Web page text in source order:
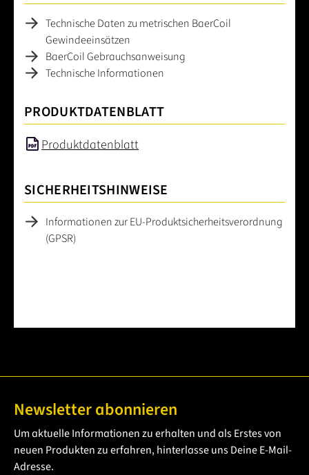
Technische Daten zu metrischen BaerCoil
Gewindeeinsätzen
BaerCoil Gebrauchsanweisung
Technische Informationen
PRODUKTDATENBLATT
Produktdatenblatt
SICHERHEITSHINWEISE
Informationen zur EU-Produktsicherheitsverordnung
(GPSR)
Newsletter abonnieren
Um aktuelle Informationen zu erhalten und als Erstes von
neuen Produkten zu erfahren, hinterlasse uns Deine E-Mail-
Adresse.